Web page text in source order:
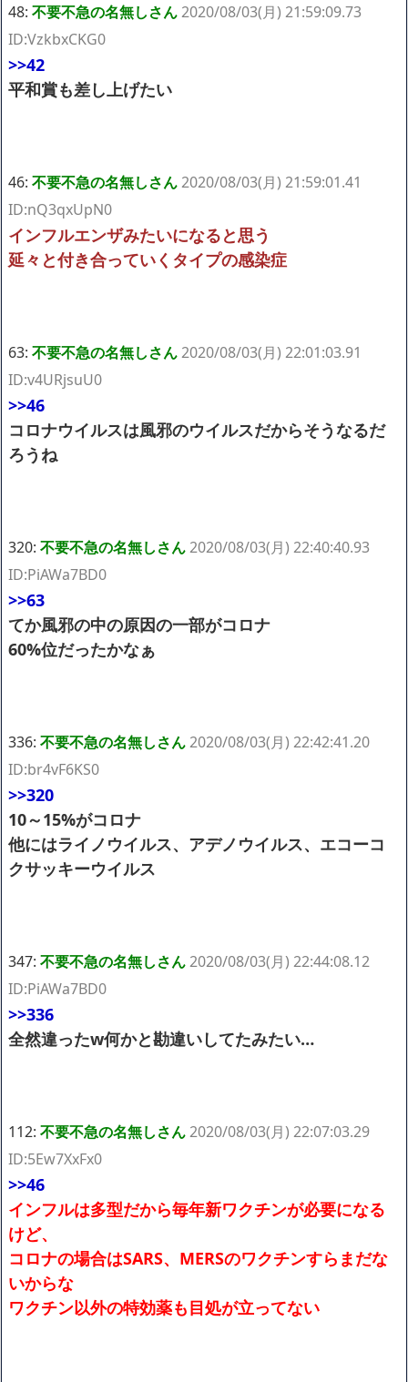
48: 不要不急の名無しさん2020/08/03(月) 21:59:09.73
ID:VzkbxCKG0
>>42
平和賞も差し上げたい
46: 不要不急の名無しさん2020/08/03(月) 21:59:01.41
ID:nQ3qxUpN0
インフルエンザみたいになると思う
延々と付き合っていくタイプの感染症
63: 不要不急の名無しさん2020/08/03(月) 22:01:03.91
ID:v4URjsuU0
>>46
コロナウイルスは風邪のウイルスだからそうなるだ
ろうね
320: 不要不急の名無しさん2020/08/03(月) 22:40:40.93
ID:PiAWa7BD0
>>63
てか風邪の中の原因の一部がコロナ
60%位だったかなぁ
336: 不要不急の名無しさん2020/08/03(月) 22:42:41.20
ID:br4vF6KS0
>>320
10～15%がコロナ
他にはライノウイルス、アデノウイルス、エコーコ
クサッキーウイルス
347: 不要不急の名無しさん2020/08/03(月) 22:44:08.12
ID:PiAWa7BD0
>>336
全然違ったw何かと勘違いしてたみたい…
112: 不要不急の名無しさん2020/08/03(月) 22:07:03.29
ID:5Ew7XxFx0
>>46
インフルは多型だから毎年新ワクチンが必要になる
けど、
コロナの場合はSARS、MERSのワクチンすらまだな
いからな
ワクチン以外の特効薬も目処が立ってない